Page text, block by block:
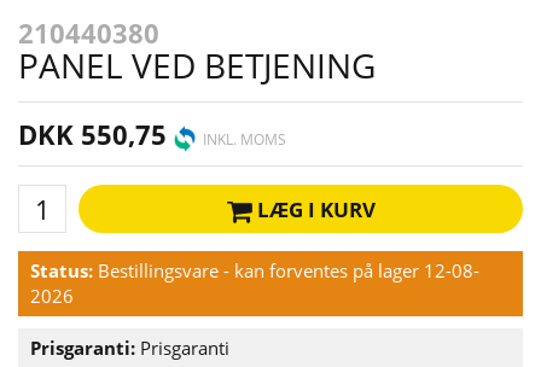
210440380
PANEL VED BETJENING
DKK 550,75 INKL. MOMS
LÆG I KURV
Status: Bestillingsvare - kan forventes på lager 12-08-
2026
Prisgaranti: Prisgaranti